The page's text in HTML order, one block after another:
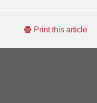
Print this article